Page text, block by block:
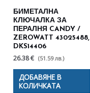
БИМЕТАЛНА
КЛЮЧАЛКА ЗА
ПЕРАЛНЯ CANDY /
ZEROWATT 43025488,
DKS14406
26.38 € (51.59 лв.)
ДОБАВЯНЕ В
КОЛИЧКАТА